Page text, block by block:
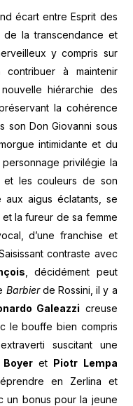
écart entre Esprit des
de la transcendance et
y compris sur
à maintenir
hiérarchie des
la cohérence
son Don Giovanni sous
intimidante et du
privilégie la
et les couleurs de son
aux aigus éclatants, se
la fureur de sa femme
d’une franchise et
contraste avec
, décidément peut
Barbierde Rossini, il y a
Galeazzi creuse
le bouffe bien compris
suscitant une
et Piotr Lempa
en Zerlina et
un bonus pour la jeune